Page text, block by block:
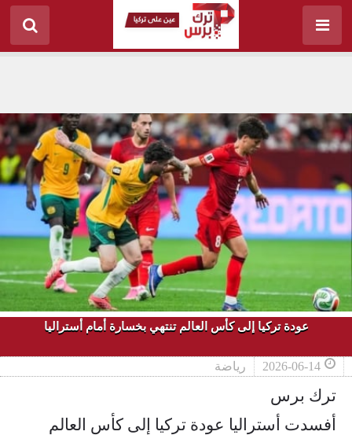
عودة تركيا إلى كأس العالم تنتهي بخسارة أمام أستراليا
2026-06-14 رياضة
ترك برس
أفسدت أستراليا عودة تركيا إلى كأس العالم